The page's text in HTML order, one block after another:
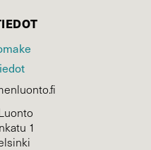
1